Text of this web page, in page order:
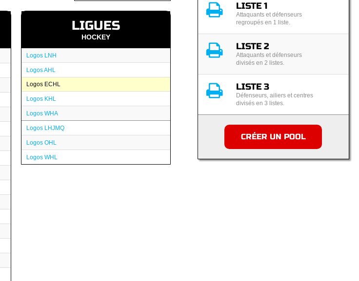
LIGUES
HOCKEY
Logos LNH
Logos AHL
Logos ECHL
Logos KHL
Logos WHA
Logos LHJMQ
Logos OHL
Logos WHL
LISTE 1
Attaquants et défenseurs
regroupés en 1 liste.
LISTE 2
Attaquants et défenseurs
divisés en 2 listes.
LISTE 3
Défenseurs, ailiers et centres
divisés en 3 listes.
CRÉER UN POOL